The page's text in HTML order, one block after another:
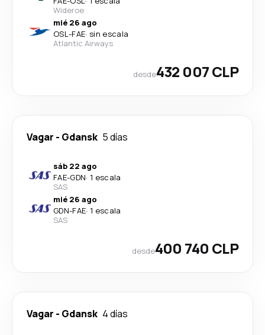
Wideroe
mié 26 ago
OSL-FAE· sin escala
Atlantic Airways
desde432 007 CLP
Vagar - Gdansk 5 días
sáb 22 ago
FAE-GDN· 1 escala
SAS
mié 26 ago
GDN-FAE· 1 escala
SAS
desde400 740 CLP
Vagar - Gdansk 4 días